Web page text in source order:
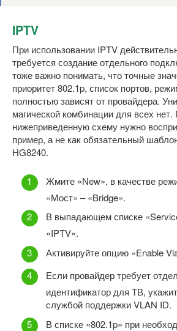
IPTV
При использовании IPTV
требуется создание отдельного
тоже важно понимать, что точные
приоритет 802.1p, список портов,
полностью зависят от провайдера.
магической комбинации для всех
нижеприведенную схему нужно
пример, а не как обязательный
HG8240.
Жмите «New», в качестве
«Мост» – «Bridge».
В выпадающем списке
«IPTV».
Активируйте опцию «Enable
Если провайдер требует
идентификатор для ТВ,
службой поддержки VLAN ID.
В списке «802.1p» при